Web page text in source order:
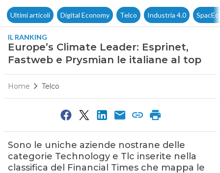
Ultimi articoli Digital Economy Telco Industria 4.0
IL RANKING
Europe’s Climate Leader: Esprinet,
Fastweb e Prysmian le italiane al top
Home Telco
Sono le uniche aziende nostrane delle
categorie Technology e Tlc inserite nella
classifica del Financial Times che mappa le